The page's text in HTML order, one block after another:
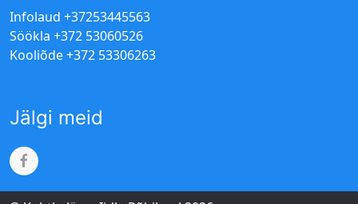
Infolaud +37253445563
Söökla +372 53060526
Kooliõde +372 53306263
Jälgi meid